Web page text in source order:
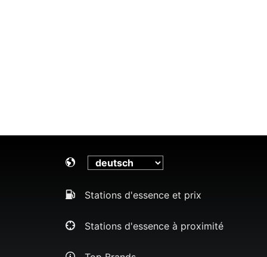
Stations d'essence et prix
Stations d'essence à proximité